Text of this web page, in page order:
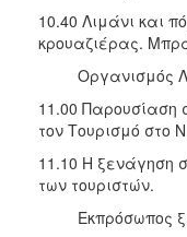
10.40 Λιμάνι και
κρουαζιέρας.
Οργανισμός
11.00
τον Τουρισμό στο
11.10 Η ξενάγηση
των
Εκπρόσωπος